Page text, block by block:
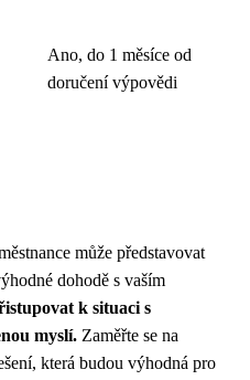
Ano, do 1 měsíce od
doručení výpovědi
může představovat
dohodě s vaším
k situaci s
myslí. Zaměřte se na
která budou výhodná pro